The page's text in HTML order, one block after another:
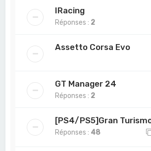
IRacing
Réponses : 2
Assetto Corsa Evo
GT Manager 24
Réponses : 2
[PS4/PS5]Gran
Réponses : 48